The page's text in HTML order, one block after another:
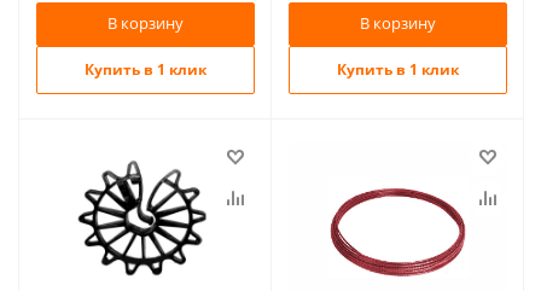
В корзину
Купить в 1 клик
В корзину
Купить в 1 клик